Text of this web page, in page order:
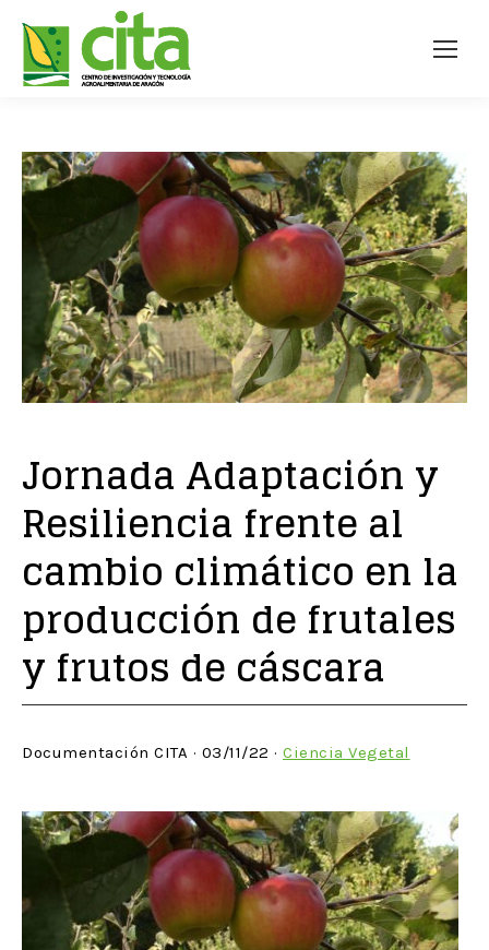
Jornada Adaptación y
Resiliencia frente al
cambio climático en la
producción de frutales
y frutos de cáscara
Documentación CITA · 03/11/22 · Ciencia Vegetal